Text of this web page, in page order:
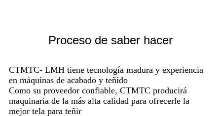
Proceso de saber hacer
CTMTC- LMH tiene tecnología madura y experiencia
en máquinas de acabado y teñido
Como su proveedor confiable, CTMTC producirá
maquinaria de la más alta calidad para ofrecerle la
mejor tela para teñir